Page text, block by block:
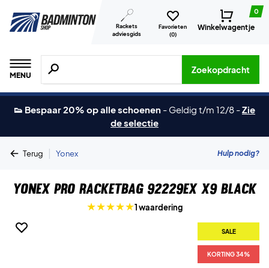
Rackets
adviesgids
Favorieten
(0)
0
Winkelwagentje
MENU
Zoeken naar producten, merken etc.
Zoekopdracht
👟 Bespaar 20% op alle schoenen - Geldig t/m 12/8 -Zie
de selectie
Terug | Yonex Hulp nodig?
Yonex Pro Racketbag 92229EX X9 Black
1 waardering
SALE
KORTING 34%